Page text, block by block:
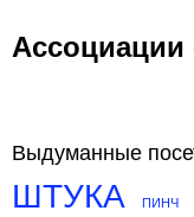
Выдуманные
ШТУКА ПИНЧ